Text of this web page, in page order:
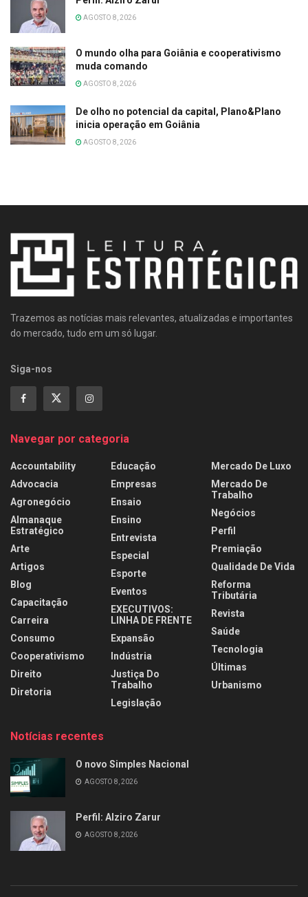
AGOSTO 8, 2026
O mundo olha para Goiânia e cooperativismo
muda comando
AGOSTO 8, 2026
De olho no potencial da capital, Plano&Plano
inicia operação em Goiânia
AGOSTO 8, 2026
Trazemos as notícias mais relevantes, atualizadas e importantes
do mercado, tudo em um só lugar.
Siga-nos
Navegar por categoria
Accountability
Advocacia
Agronegócio
Almanaque
Estratégico
Arte
Artigos
Blog
Capacitação
Carreira
Consumo
Cooperativismo
Direito
Diretoria
Educação
Empresas
Ensaio
Ensino
Entrevista
Especial
Esporte
Eventos
EXECUTIVOS:
LINHA DE FRENTE
Expansão
Indústria
Justiça Do
Trabalho
Legislação
Mercado De Luxo
Mercado De
Trabalho
Negócios
Perfil
Premiação
Qualidade De Vida
Reforma
Tributária
Revista
Saúde
Tecnologia
Últimas
Urbanismo
Notícias recentes
O novo Simples Nacional
AGOSTO 8, 2026
Perfil: Alziro Zarur
AGOSTO 8, 2026